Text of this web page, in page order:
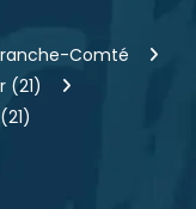
Comté
(21)